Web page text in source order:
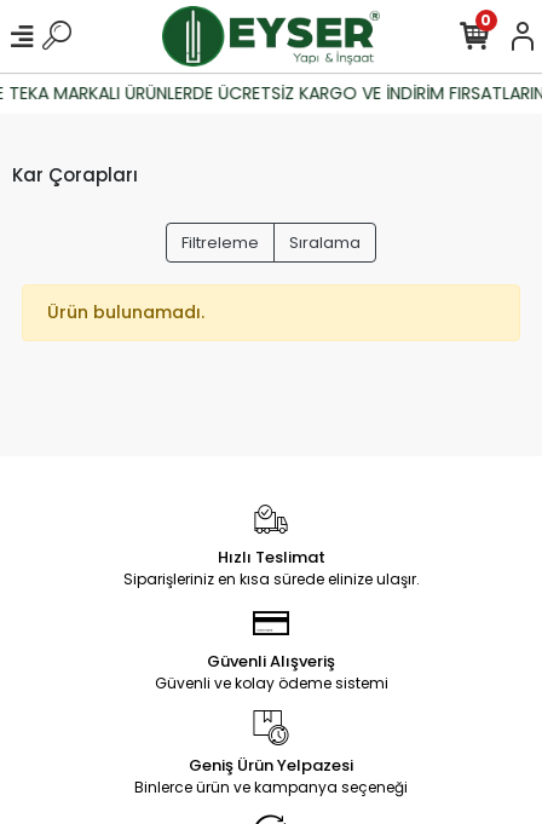
TEKA MARKALI ÜRÜNLERDE ÜCRETSİZ KARGO VE İNDİRİM
0
Kar Çorapları
Filtreleme Sıralama
Ürün bulunamadı.
Hızlı Teslimat
Siparişleriniz en kısa sürede elinize ulaşır.
Güvenli Alışveriş
Güvenli ve kolay ödeme sistemi
Geniş Ürün Yelpazesi
Binlerce ürün ve kampanya seçeneği